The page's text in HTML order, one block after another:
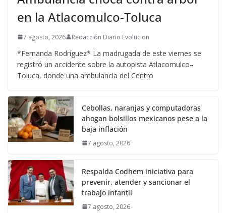
en la Atlacomulco-Toluca
7 agosto, 2026 Redacción Diario Evolucion
*Fernanda Rodríguez* La madrugada de este viernes se
registró un accidente sobre la autopista Atlacomulco–
Toluca, donde una ambulancia del Centro
Cebollas, naranjas y computadoras
ahogan bolsillos mexicanos pese a la
baja inflación
7 agosto, 2026
Respalda Codhem iniciativa para
prevenir, atender y sancionar el
trabajo infantil
7 agosto, 2026